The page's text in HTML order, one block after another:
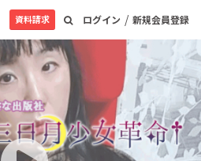
ログイン / 新規会員登録
資料請求